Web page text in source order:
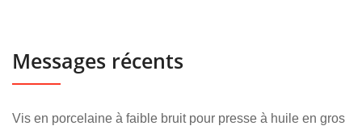
Messages récents
Vis en porcelaine à faible bruit pour presse à huile en gros